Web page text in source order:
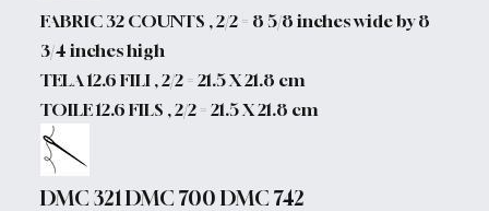
FABRIC 32 COUNTS , 2/2 = 8 5/8 inches wide by 8
3/4 inches high
TELA 12.6 FILI , 2/2 = 21.5 X 21.8 cm
TOILE 12.6 FILS , 2/2 = 21.5 X 21.8 cm
DMC 321 DMC 700 DMC 742